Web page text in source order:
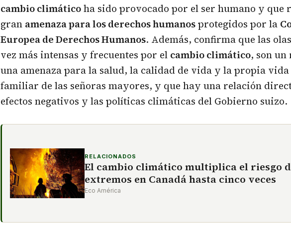
cambio climáticoha sido provocado por el ser humano y que
gran amenaza para los derechos humanosprotegidos por la
Europea de Derechos Humanos. Además, confirma que las
vez más intensas y frecuentes por el cambio climático, son
una amenaza para la salud, la calidad de vida y la propia
familiar de las señoras mayores, y que hay una relación
efectos negativos y las políticas climáticas del Gobierno suizo.
RELACIONADOS
El cambio climático multiplica el riesgo
extremos en Canadá hasta cinco veces
Eco América